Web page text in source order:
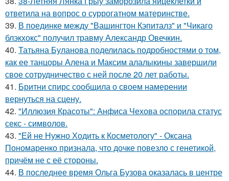
ответила на вопрос о суррогатном материнстве.
39. В поединке между "Вашингтон Кэпиталз" и "Чикаго
блэкхокс" получил травму Александр Овечкин.
40. Татьяна Буланова поделилась подробностями о том,
как ее танцоры Алена и Максим алалыкины завершили
свое сотрудничество с ней после 20 лет работы.
41. Бритни спирс сообщила о своем намерении
вернуться на сцену.
42. "Иллюзия Красоты": Анфиса Чехова оспорила статус
секс - символов.
43. "Ей не Нужно Ходить к Косметологу" - Оксана
Пономаренко признала, что дочке повезло с генетикой,
причём не с её стороны.
44. В последнее время Ольга Бузова оказалась в центре